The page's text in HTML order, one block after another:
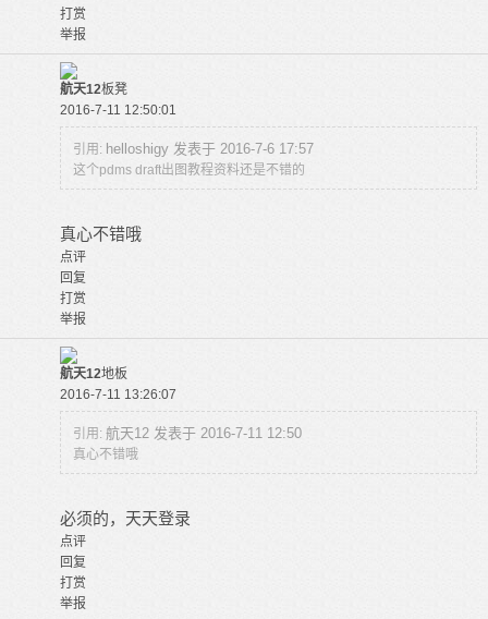
打赏
举报
航天12板凳
2016-7-11 12:50:01
引用: helloshigy 发表于 2016-7-6 17:57
这个pdms draft出图教程资料还是不错的
真心不错哦
点评
回复
打赏
举报
航天12地板
2016-7-11 13:26:07
引用: 航天12 发表于 2016-7-11 12:50
真心不错哦
必须的，天天登录
点评
回复
打赏
举报